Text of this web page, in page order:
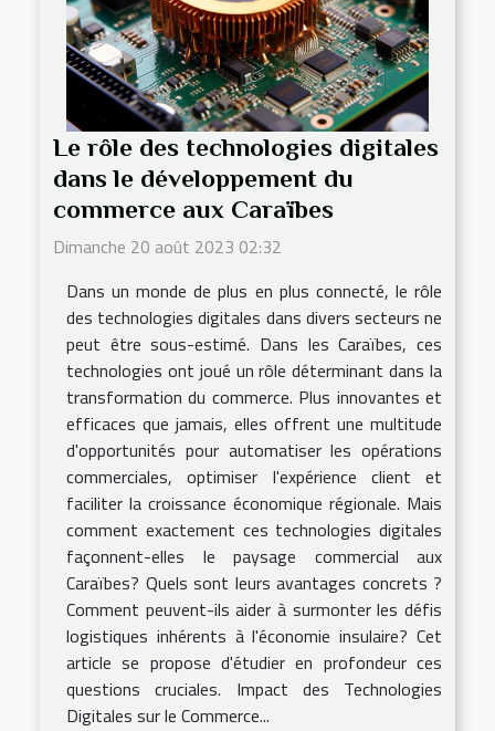
Le rôle des technologies digitales
dans le développement du
commerce aux Caraïbes
Dimanche 20 août 2023 02:32
Dans un monde de plus en plus connecté, le rôle
des technologies digitales dans divers secteurs ne
peut être sous-estimé. Dans les Caraïbes, ces
technologies ont joué un rôle déterminant dans la
transformation du commerce. Plus innovantes et
efficaces que jamais, elles offrent une multitude
d'opportunités pour automatiser les opérations
commerciales, optimiser l'expérience client et
faciliter la croissance économique régionale. Mais
comment exactement ces technologies digitales
façonnent-elles le paysage commercial aux
Caraïbes? Quels sont leurs avantages concrets ?
Comment peuvent-ils aider à surmonter les défis
logistiques inhérents à l'économie insulaire? Cet
article se propose d'étudier en profondeur ces
questions cruciales. Impact des Technologies
Digitales sur le Commerce...